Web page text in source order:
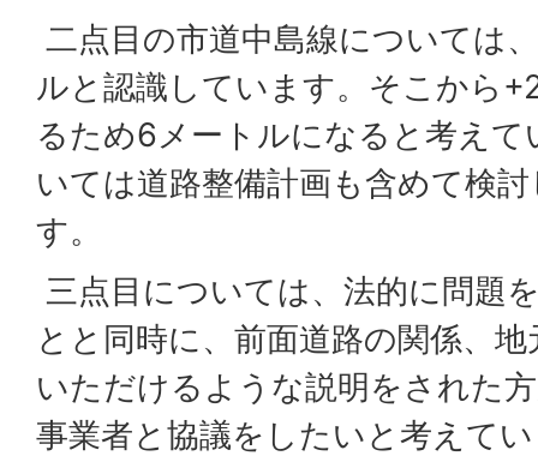
二点目の市道中島線については
ルと認識しています。そこから
るため6メートルになると考え
いては道路整備計画も含めて検
す。
三点目については、法的に問題
とと同時に、前面道路の関係、
いただけるような説明をされた
事業者と協議をしたいと考えて